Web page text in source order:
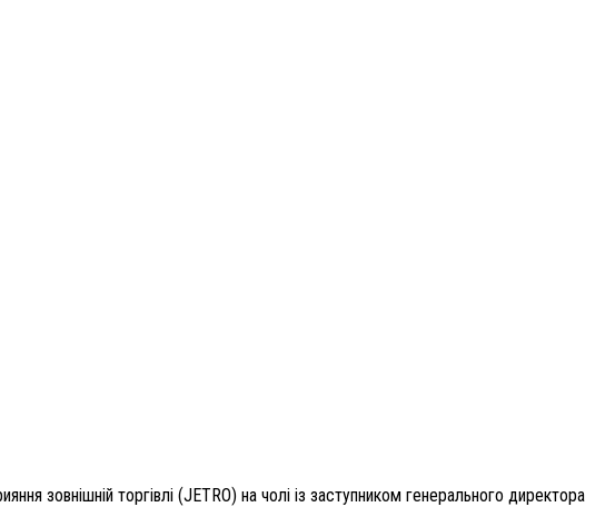
зовнішній торгівлі (JETRO) на чолі із заступником генерального директора